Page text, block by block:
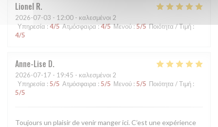
Lionel R
2026-07-03 - 12:00 - καλεσμένοι 2
Υπηρεσία : 4/5 Ατμόσφαιρα:4/5 Μενού:5/5 Ποιότητα / Τιμή:
4/5
Anne-Lise D
2026-07-17 - 19:45 - καλεσμένοι 2
Υπηρεσία : 5/5 Ατμόσφαιρα : 5/5 Μενού : 5/5 Ποιότητα / Τιμή :
5/5
Toujours un plaisir de venir manger ici. C’est une expérience